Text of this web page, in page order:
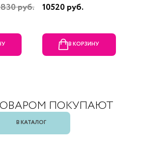
руб. 10520 руб.
В КОРЗИНУ
ПОКУПАЮТ
В КАТАЛОГ